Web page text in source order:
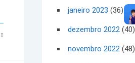
janeiro 2023 (36)
dezembro 2022 (40)
novembro 2022 (48)